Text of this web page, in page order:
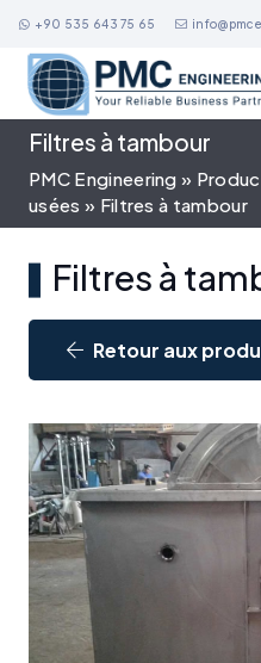
+90 535 643 75 65
Filtres à tambour
PMC Engineering »
usées » Filtres à tambour
Filtres à
Retour aux